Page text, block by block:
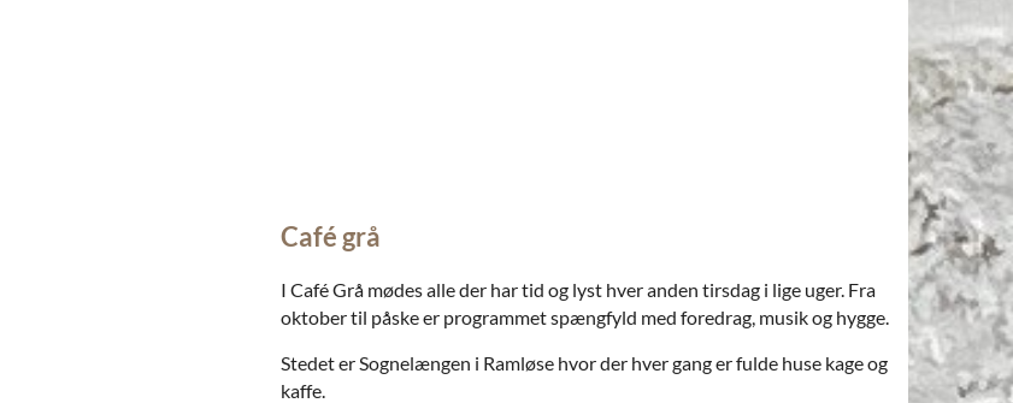
Café grå
I Café Grå mødes alle der har tid og lyst hver anden tirsdag i lige uger. Fra
oktober til påske er programmet spængfyld med foredrag, musik og hygge.
Stedet er Sognelængen i Ramløse hvor der hver gang er fulde huse kage og
kaffe.